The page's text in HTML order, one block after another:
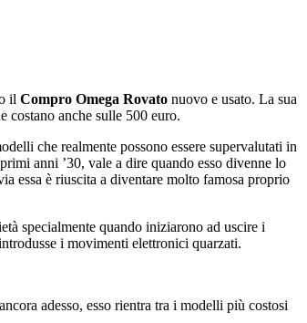
il Compro Omega Rovato nuovo e usato. La sua
costano anche sulle 500 euro.
che realmente possono essere supervalutati in
anni ’30, vale a dire quando esso divenne lo
essa è riuscita a diventare molto famosa proprio
specialmente quando iniziarono ad uscire i
i movimenti elettronici quarzati.
adesso, esso rientra tra i modelli più costosi